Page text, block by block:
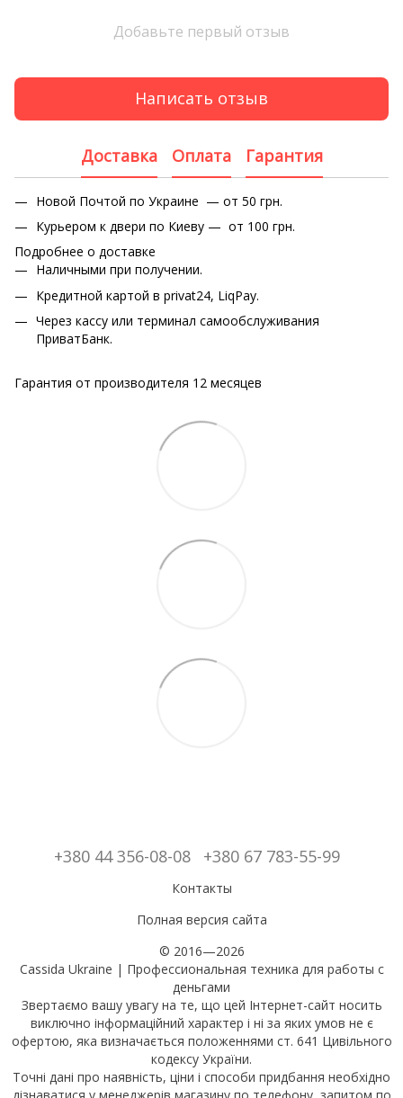
Добавьте первый отзыв
Написать отзыв
Доставка Оплата Гарантия
Новой Почтой по Украине — от 50 грн.
Курьером к двери по Киеву — от 100 грн.
Подробнее о доставке
Наличными при получении.
Кредитной картой в privat24, LiqPay.
Через кассу или терминал самообслуживания
ПриватБанк.
Гарантия от производителя 12 месяцев
+380 44 356-08-08 +380 67 783-55-99
Контакты
Полная версия сайта
© 2016—2026
Cassida Ukraine | Профессиональная техника для работы с
деньгами
Звертаємо вашу увагу на те, що цей Інтернет-сайт носить
виключно інформаційний характер і ні за яких умов не є
офертою, яка визначається положеннями ст. 641 Цивільного
кодексу України.
Точні дані про наявність, ціни і способи придбання необхідно